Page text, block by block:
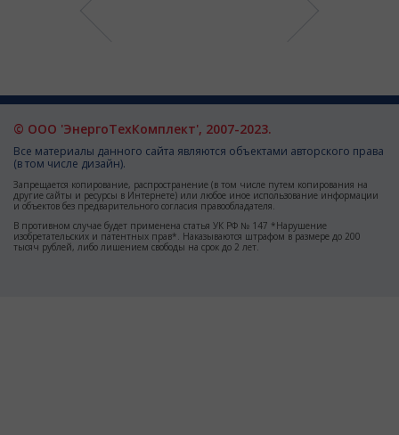
© ООО 'ЭнергоТехКомплект', 2007-2023.
Все материалы данного сайта являются объектами авторского права
(в том числе дизайн).
Запрещается копирование, распространение (в том числе путем копирования на
другие сайты и ресурсы в Интернете) или любое иное использование информации
и объектов без предварительного согласия правообладателя.
В противном случае будет применена статья УК РФ № 147 *Нарушение
изобретательских и патентных прав*. Наказываются штрафом в размере до 200
тысяч рублей, либо лишением свободы на срок до 2 лет.